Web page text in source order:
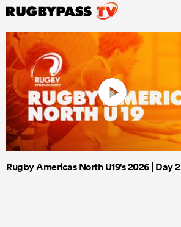
Rugby Americas North U19's 2026 | Day 2